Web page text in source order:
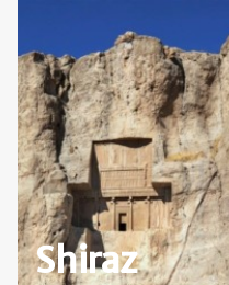
Shiraz